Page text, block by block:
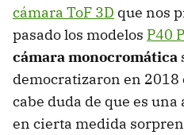
cámara ToF 3D que nos
pasado los modelos P40
cámara monocromática
democratizaron en 2018
cabe duda de que es
en cierta medida